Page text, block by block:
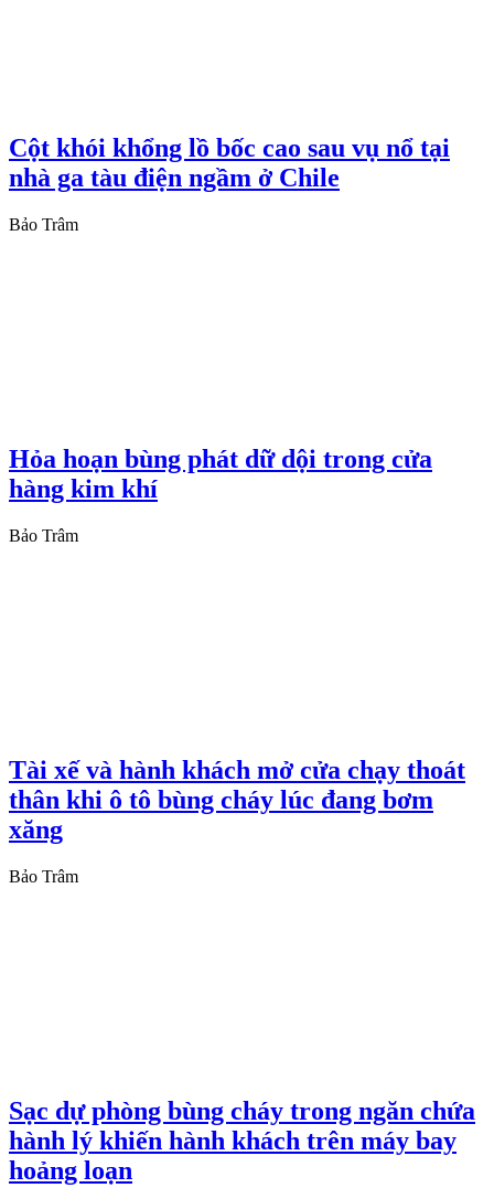
Cột khói khổng lồ bốc cao sau vụ nổ tại
nhà ga tàu điện ngầm ở Chile
Bảo Trâm
Hỏa hoạn bùng phát dữ dội trong cửa
hàng kim khí
Bảo Trâm
Tài xế và hành khách mở cửa chạy thoát
thân khi ô tô bùng cháy lúc đang bơm
xăng
Bảo Trâm
Sạc dự phòng bùng cháy trong ngăn chứa
hành lý khiến hành khách trên máy bay
hoảng loạn